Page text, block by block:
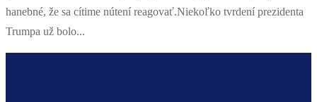
hanebné, že sa cítime nútení reagovať.Niekoľko tvrdení prezidenta
Trumpa už bolo...